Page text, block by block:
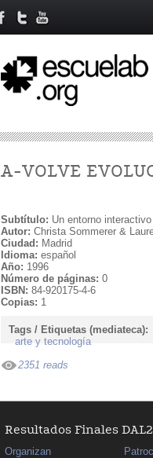
A-VOLVE
Subtítulo: Un entorno
Autor: Christa Sommerer &
Ciudad: Madrid
Idioma: español
Año: 1996
Número de páginas: 0
ISBN: 84-920175-4-6
Copias: 1
Tags / Etiquetas (mediateca):
arte y tecnología
2351 reads
Resultados Finales
Organizan